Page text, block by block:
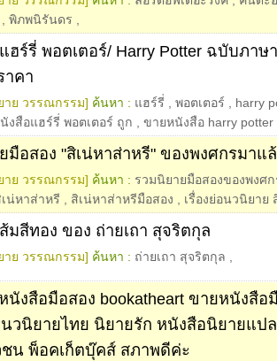
พิภพนิรันดร
ฮร์รี่ พอตเตอร์/ Harry Potter ฉบับภาษ
าคา
าย วรรณกรรม] ค้นหา : แฮร์รี่ พอตเตอร์
harry
งสือแฮร์รี่ พอตเตอร์ ถูก
ขายหนังสือ harry
มือสอง "สิเน่หาส่าหรี" ของพงศกรมาแ
าย วรรณกรรม] ค้นหา : รวมนิยายมือสองของพงศ
น่หาส่าหรี
สิเน่หาส่าหรีมือสอง เรื่องย่อนวนิยาย
มสีทอง ของ ถ่ายเถา สุจริตกุล
าย วรรณกรรม] ค้นหา : ถ่ายเถา สุจริตกุล
นังสือมือสอง bookatheart ขายหนังสือ
นวนิยายไทย นิยายรัก หนังสือนิยายแป
ชน พ็อคเก็ตบุ๊คส์ สภาพดีค่ะ